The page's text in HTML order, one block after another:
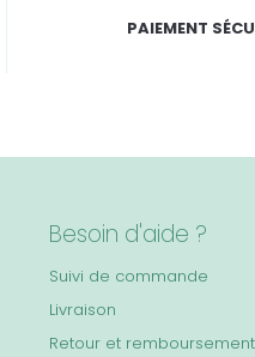
PAIEMENT
Besoin d'aide ?
Suivi de commande
Livraison
Retour et remboursement